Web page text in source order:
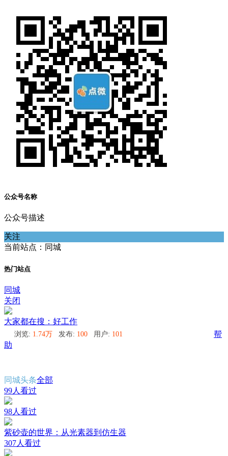
公众号名称
公众号描述
关注
当前站点：同城
热门站点
同城
关闭
大家都在搜：好工作
浏览: 1.74万 发布: 100 用户: 101
帮
助
同城头条全部
99人看过
98人看过
紫砂壶的世界：从光素器到仿生器
307人看过